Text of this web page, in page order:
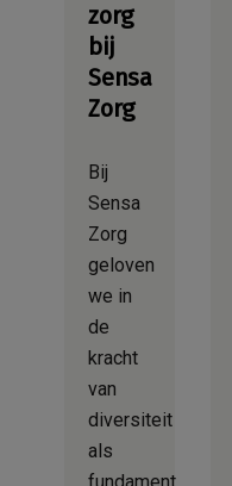
zorg
bij
Sensa
Zorg
Bij
Sensa
Zorg
geloven
we in
de
kracht
van
diversiteit
als